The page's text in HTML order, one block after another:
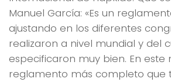
Manuel García: «Es un
ajustando en los diferentes
realizaron a nivel mundial y del
especificaron muy bien. En
reglamento más completo que